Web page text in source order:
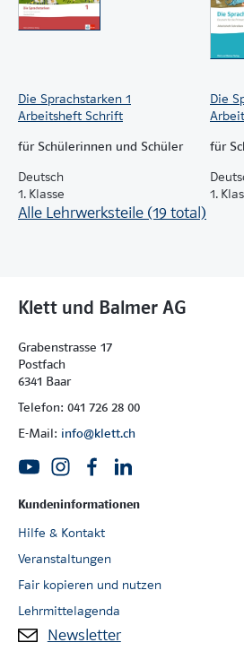
Die Sprachstarken 1
Arbeitsheft Schrift
für Schülerinnen und Schüler
Deutsch
1. Klasse
Die
für
1.
Alle Lehrwerksteile (19 total)
Klett und Balmer AG
Grabenstrasse 17
Postfach
6341 Baar
Telefon: 041 726 28 00
E-Mail: info@klett.ch
Kundeninformationen
Hilfe & Kontakt
Veranstaltungen
Fair kopieren und nutzen
Lehrmittelagenda
Newsletter